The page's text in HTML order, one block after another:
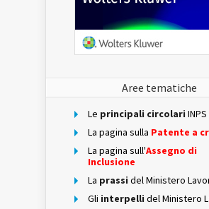
Aree tematiche
Le principali circolari
La pagina sulla Patente a
La pagina sull'Assegno di
Inclusione
La prassi del Ministero
Gli interpelli del Ministero